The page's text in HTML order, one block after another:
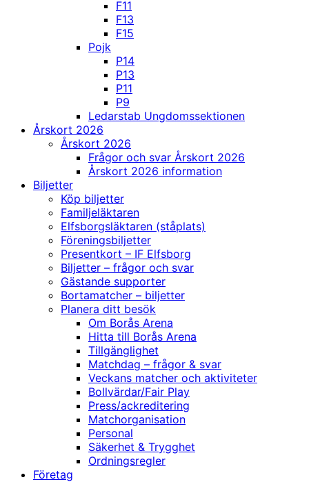
F11
F13
F15
Pojk
P14
P13
P11
P9
Ledarstab Ungdomssektionen
Årskort 2026
Årskort 2026
Frågor och svar Årskort 2026
Årskort 2026 information
Biljetter
Köp biljetter
Familjeläktaren
Elfsborgsläktaren (ståplats)
Föreningsbiljetter
Presentkort – IF Elfsborg
Biljetter – frågor och svar
Gästande supporter
Bortamatcher – biljetter
Planera ditt besök
Om Borås Arena
Hitta till Borås Arena
Tillgänglighet
Matchdag – frågor & svar
Veckans matcher och aktiviteter
Bollvärdar/Fair Play
Press/ackreditering
Matchorganisation
Personal
Säkerhet & Trygghet
Ordningsregler
Företag